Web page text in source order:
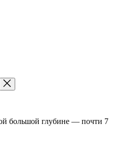
большой глубине — почти 7